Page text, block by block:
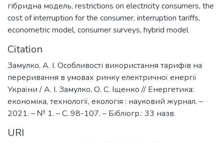
гібридна модель, restrictions on electricity consumers, the
cost of interruption for the consumer, interruption tariffs,
econometric model, consumer surveys, hybrid model
Citation
Замулко, А. І. Особливості використання тарифів на
переривання в умовах ринку електричної енергії
України / А. І. Замулко, О. С. Іщенко // Енергетика:
економіка, технології, екологія : науковий журнал. –
2021. – № 1. – С. 98-107. – Бібліогр.: 33 назв.
URI